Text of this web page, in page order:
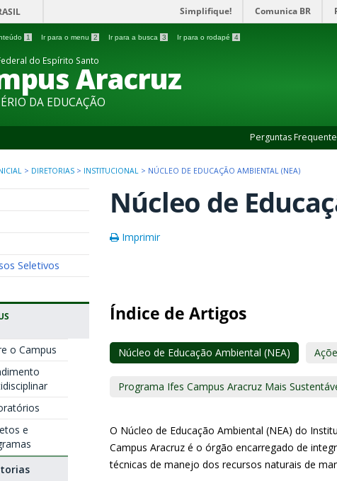
Simplifique! Comunica BR
1 Ir para o menu 2 Ir para a busca 3 Ir para o rodapé 4
do Espírito SantoAracruz
DA EDUCAÇÃO
Perguntas
> DIRETORIAS > INSTITUCIONAL > NÚCLEO DE EDUCAÇÃO AMBIENTAL (NEA)
Seletivos
o Campus
e
Núcleo de
Imprimir
Índice de Artigos
Núcleo de Educação Ambiental (NEA)
Programa Ifes Campus Aracruz Mais
O Núcleo de Educação Ambiental (NEA) do
Campus Aracruz é o órgão encarregado de
técnicas de manejo dos recursos naturais de